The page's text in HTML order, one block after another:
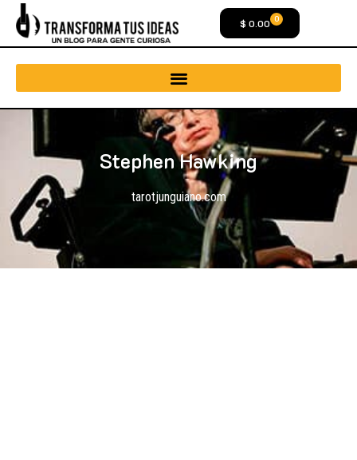
$ 0.00 0
Stephen Hawking
tarotjunguiano.com